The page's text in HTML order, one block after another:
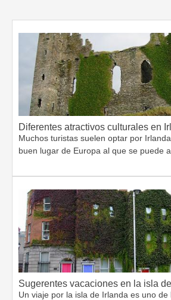
Diferentes atractivos culturales en
Muchos turistas suelen optar por
buen lugar de Europa al que se puede
Sugerentes vacaciones en la isla
Un viaje por la isla de Irlanda es uno de